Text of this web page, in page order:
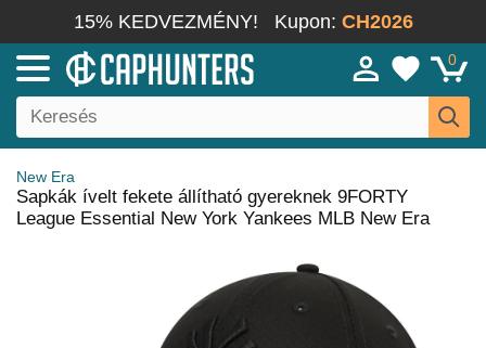
15% KEDVEZMÉNY! Kupon: CH2026
0
New Era
Sapkák ívelt fekete állítható gyereknek 9FORTY
League Essential New York Yankees MLB New Era